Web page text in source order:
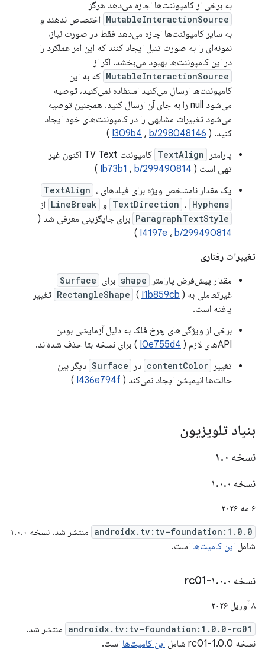
به برخی از کامپوننت‌ها اجازه می‌دهد هرگز
MutableInteractionSource اختصاص ندهند و
به سایر کامپوننت‌ها اجازه می‌دهد فقط در صورت نیاز،
نمونه‌ای را به صورت تنبل ایجاد کنند که این امر عملکرد را
در این کامپوننت‌ها بهبود می‌بخشد. اگر از
MutableInteractionSource که به این
کامپوننت‌ها ارسال می‌کنید استفاده نمی‌کنید، توصیه
می‌شود null را به جای آن ارسال کنید. همچنین توصیه
می‌شود تغییرات مشابهی را در کامپوننت‌های خود ایجاد
کنید. (
I309b4 , b/298048146
)
پارامتر
TextAlign
کامپوننت TV Text اکنون غیر
تهی است (
Ib73b1 ، b/299490814
)
یک مقدار نامشخص ویژه برای فیلدهای
TextAlign ،
TextDirection ، Hyphens و LineBreak از
ParagraphTextStyle برای جایگزینی معرفی شد (
I4197e ، b/299490814
)
تغییرات رفتاری
مقدار پیش‌فرض پارامتر
shape برای Surface
غیرتعاملی به RectangleShape ( I1b859cb
) تغییر
یافته است.
برخی از ویژگی‌های چرخ فلک به دلیل آزمایشی بودن
APIهای لازم (
I0e755d4 ) برای نسخه بتا حذف شده‌اند.
تغییر
contentColor در Surface دیگر بین
حالت‌ها انیمیشن ایجاد نمی‌کند ( I436e794f
)
بنیاد تلویزیون
نسخه ۱ .۰
نسخه ۱ .۰.۰
۶ مه ۲۰۲۶
androidx.tv:tv-foundation:1.0.0
منتشر شد. نسخه ۱.۰.۰
شامل این کامیت‌ها است.
نسخه ۱ .۰.۰-rc01
۸ آوریل ۲۰۲۶
androidx.tv:tv-foundation:1.0.0-rc01 منتشر شد.
نسخه 1.0.0-rc01 شامل
این کامیت‌ها است.